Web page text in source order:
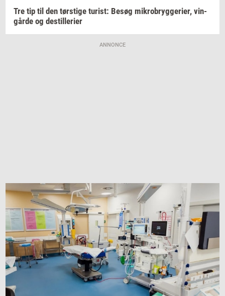
Tre tip til den tørsti­ge turist: Besøg mi­kro­bryg­ge­ri­er, vin­
går­de og destil­le­ri­er
ANNONCE